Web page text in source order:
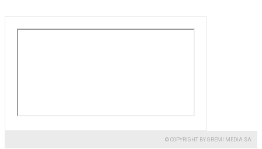
© COPYRIGHT BY GREMI MEDIA SA